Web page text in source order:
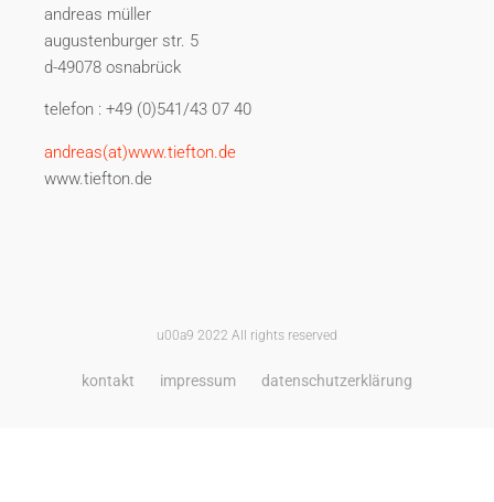
andreas müller
augustenburger str. 5
d-49078 osnabrück
telefon : +49 (0)541/43 07 40
andreas(at)www.tiefton.de
www.tiefton.de
u00a9 2022 All rights reserved
kontakt impressum datenschutzerklärung